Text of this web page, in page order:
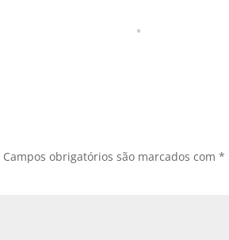
Campos obrigatórios são marcados com*